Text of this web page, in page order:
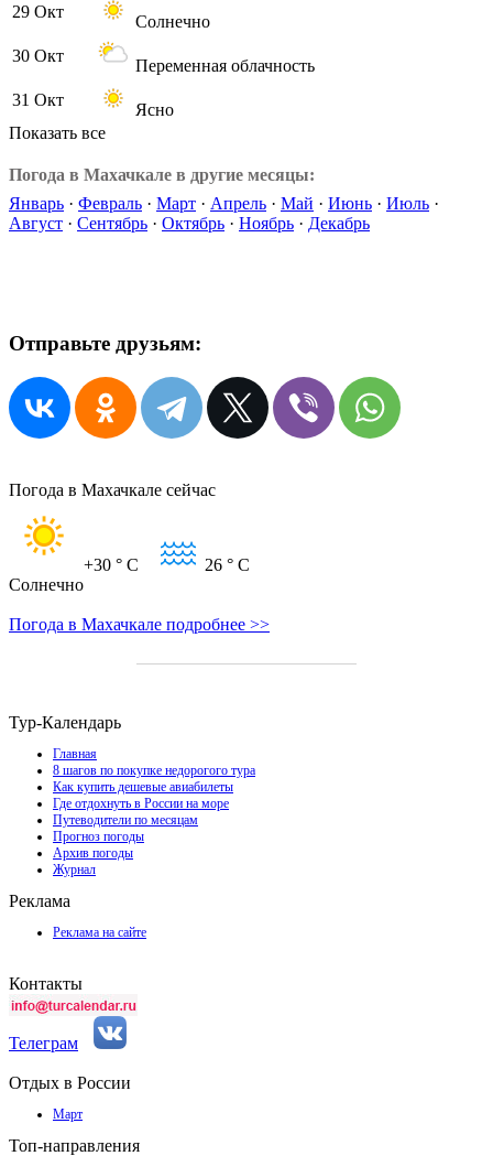
29 Окт
Солнечно
30 Окт
Переменная облачность
31 Окт
Ясно
Показать все
Погода в Махачкале в другие месяцы:
Январь · Февраль · Март · Апрель · Май · Июнь · Июль ·
Август · Сентябрь · Октябрь · Ноябрь · Декабрь
Отправьте друзьям:
Погода в Махачкале сейчас
+30 ° C 26 ° C
Солнечно
Погода в Махачкале подробнее >>
Тур-Календарь
Главная
8 шагов по покупке недорогого тура
Как купить дешевые авиабилеты
Где отдохнуть в России на море
Путеводители по месяцам
Прогноз погоды
Архив погоды
Журнал
Реклама
Реклама на сайте
Контакты
Телеграм
Отдых в России
Март
Топ-направления